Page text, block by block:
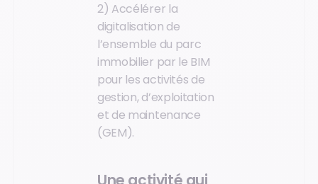
2) Accélérer la
digitalisation de
l’ensemble du parc
immobilier par le BIM
pour les activités de
gestion, d’exploitation
et de maintenance
(GEM).